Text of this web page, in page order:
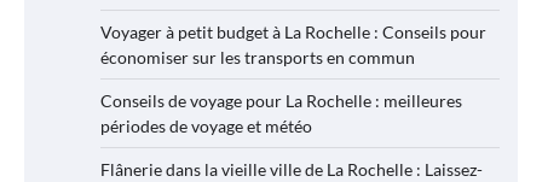
Voyager à petit budget à La Rochelle : Conseils pour
économiser sur les transports en commun
Conseils de voyage pour La Rochelle : meilleures
périodes de voyage et météo
Flânerie dans la vieille ville de La Rochelle : Laissez-